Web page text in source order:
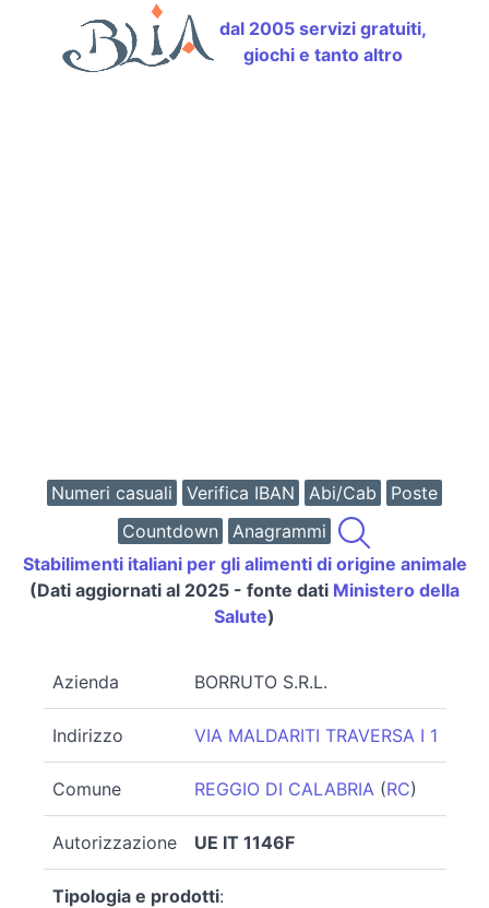
dal 2005 servizi gratuiti,
giochi e tanto altro
Numeri casuali Verifica IBAN Abi/Cab
Poste
Countdown
Anagrammi
Stabilimenti italiani per gli alimenti di origine animale
(Dati aggiornati al 2025 - fonte dati Ministero della
Salute)
Azienda BORRUTO S.R.L.
Indirizzo VIA MALDARITI TRAVERSA I 1
Comune REGGIO DI CALABRIA(RC)
Autorizzazione UE IT 1146F
Tipologia e prodotti: